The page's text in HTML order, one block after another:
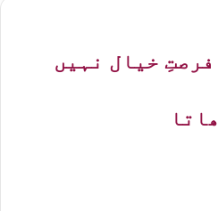
خیال نہیں